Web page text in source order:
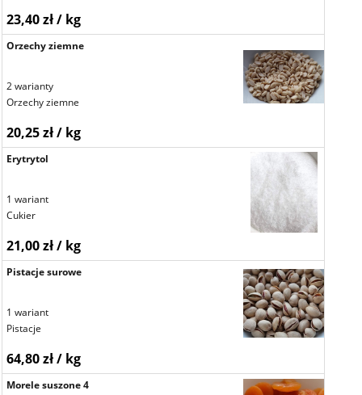
23,40 zł / kg
Orzechy ziemne
2 warianty
Orzechy ziemne
20,25 zł / kg
Erytrytol
1 wariant
Cukier
21,00 zł / kg
Pistacje surowe
1 wariant
Pistacje
64,80 zł / kg
Morele suszone 4